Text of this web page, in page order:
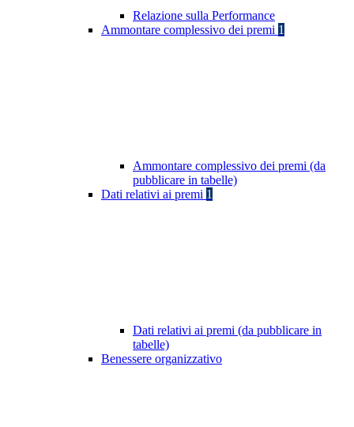
Relazione sulla Performance
Ammontare complessivo dei premi 1
Ammontare complessivo dei premi (da
pubblicare in tabelle)
Dati relativi ai premi 1
Dati relativi ai premi (da pubblicare in
tabelle)
Benessere organizzativo